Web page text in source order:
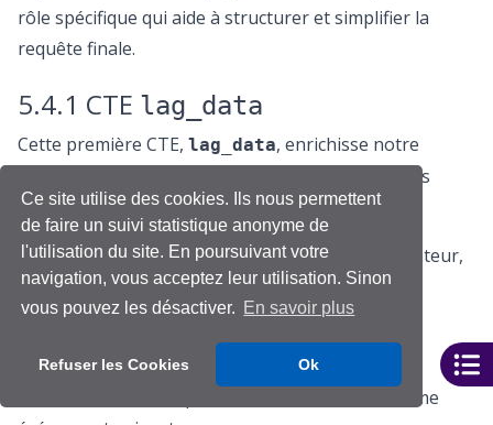
Ce site utilise des cookies. Ils nous permettent
de faire un suivi statistique anonyme de
l'utilisation du site. En poursuivant votre
navigation, vous acceptez leur utilisation. Sinon
vous pouvez les désactiver. En savoir plus
Refuser les Cookies Ok
rôle spécifique qui aide à structurer et simplifier la
requête finale.
5.4.1 CTE lag_data
Cette première CTE, lag_data, enrichisse notre
dataset avec des informations sur les événements
successifs.
Pour chaque événement enregistré par un utilisateur,
elle ajoute les noms et les horodatages des cinq
prochains événements.
LEAD(event_name, n) OVER(...)
fonction est utilisée pour obtenir le nom du n-ième